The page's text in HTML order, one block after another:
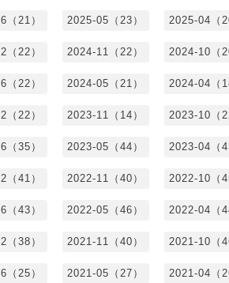
（21） 2025-05（23） 2025-04（
（22） 2024-11（22） 2024-10（
（22） 2024-05（21） 2024-04（
（22） 2023-11（14） 2023-10（
（35） 2023-05（44） 2023-04（
（41） 2022-11（40） 2022-10（
（43） 2022-05（46） 2022-04（
（38） 2021-11（40） 2021-10（
（25） 2021-05（27） 2021-04（